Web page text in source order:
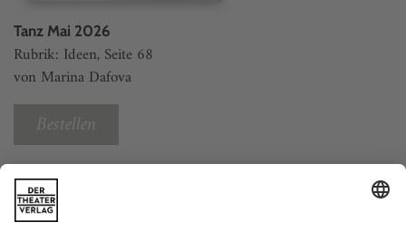
Tanz Mai 2026
Rubrik: Ideen, Seite 68
von Marina Dafova
Bestellen
Weitere Beiträge